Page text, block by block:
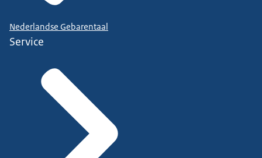
Nederlandse Gebarentaal
Service